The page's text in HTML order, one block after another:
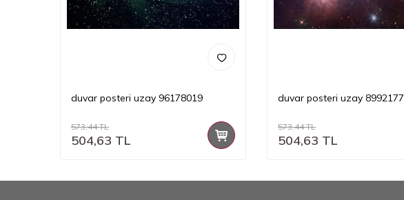
duvar posteri uzay 96178019
573,44TL
504,63 TL
duvar posteri uzay 8992177
573,44TL
504,63 TL